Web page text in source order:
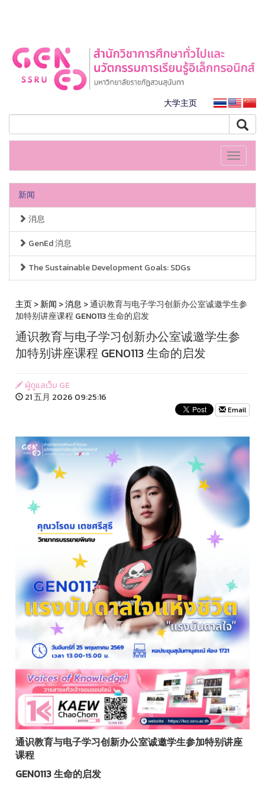
大学主页
Toggle
新闻
消息
GenEd 消息
The Sustainable Development Goals: SDGs
主页>新闻 >消息> 通识教育与电子学习创新办公室诚邀学生参
加特别讲座课程 GEN0113 生命的启发
通识教育与电子学习创新办公室诚邀学生参
加特别讲座课程 GEN0113 生命的启发
ผู้ดูแลเว็บ GE
21 五月 2026 09:25:16
Email
通识教育与电子学习创新办公室诚邀学生参加特别讲座
课程
GEN0113 生命的启发